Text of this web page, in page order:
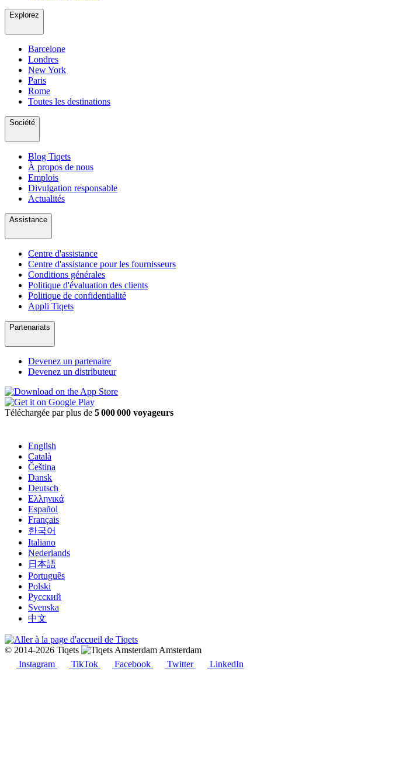
Explorez
Barcelone
Londres
New York
Paris
Rome
Toutes les destinations
Société
Blog Tiqets
À propos de nous
Emplois
Divulgation responsable
Actualités
Assistance
Centre d'assistance
Centre d'assistance pour les fournisseurs
Conditions générales
Politique d'évaluation des clients
Politique de confidentialité
Appli Tiqets
Partenariats
Devenez un partenaire
Devenez un distributeur
Téléchargée par plus de 5 000 000 voyageurs
English
Català
Čeština
Dansk
Deutsch
Ελληνικά
Español
Français
한국어
Italiano
Nederlands
日本語
Português
Polski
Русский
Svenska
中文
© 2014-2026 Tiqets
Amsterdam
Instagram
TikTok Facebook Twitter LinkedIn